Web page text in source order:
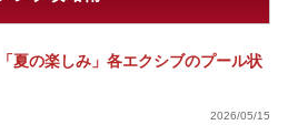
夏の楽しみ」各エクシブのプール状
2026/05/15